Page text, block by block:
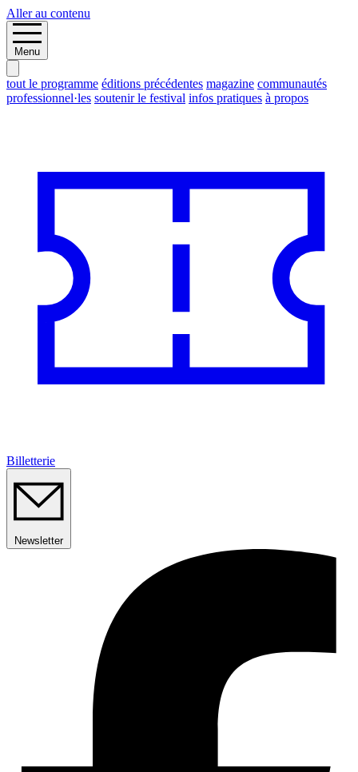
Aller au contenu
Menu
tout le programme éditions précédentes magazine communautés
professionnel·les soutenir le festival infos pratiques à propos
Billetterie
Newsletter